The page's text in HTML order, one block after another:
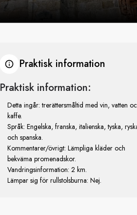
Praktisk information
Praktisk information:
Detta ingår: trerättersmåltid med vin, vatten
kaffe.
Språk: Engelska, franska, italienska, tyska,
och spanska.
Kommentarer/övrigt: Lämpliga kläder och
bekväma promenadskor.
Vandringsinformation: 2 km.
Lämpar sig för rullstolsburna: Nej.